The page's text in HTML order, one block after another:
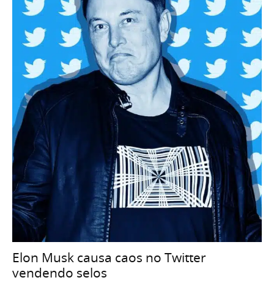
Elon Musk causa caos no Twitter
vendendo selos